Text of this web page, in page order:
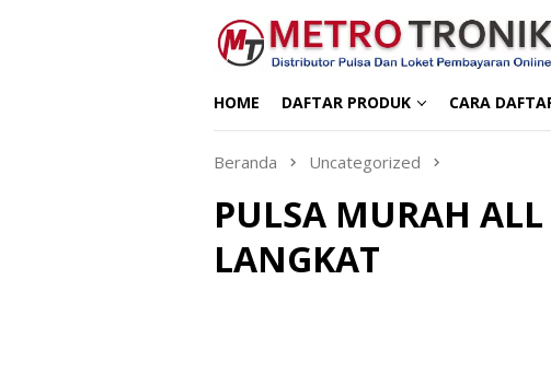
HOME DAFTAR PRODUK CARA
Beranda Uncategorized
PULSA MURAH
LANGKAT